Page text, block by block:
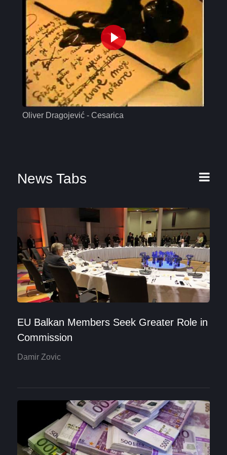
Oliver Dragojević - Cesarica
News Tabs
EU Balkan Members Seek Greater Role in
Commission
Damir Zovic